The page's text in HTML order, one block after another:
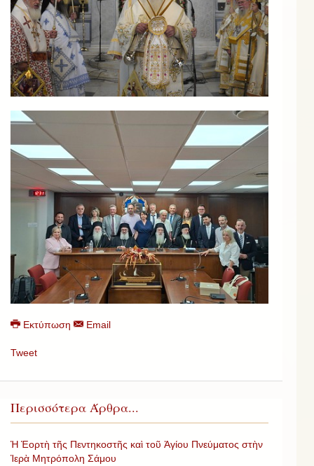
Εκτύπωση Email
Tweet
Περισσότερα Άρθρα...
Ἡ Ἑορτὴ τῆς Πεντηκοστῆς καὶ τοῦ Ἁγίου Πνεύματος στὴν
Ἱερὰ Μητρόπολη Σάμου